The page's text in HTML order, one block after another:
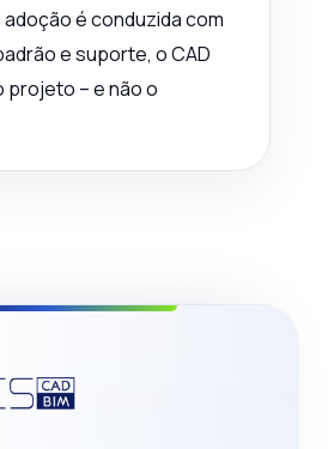
é conduzida com
e suporte, o CAD
projeto – e não o